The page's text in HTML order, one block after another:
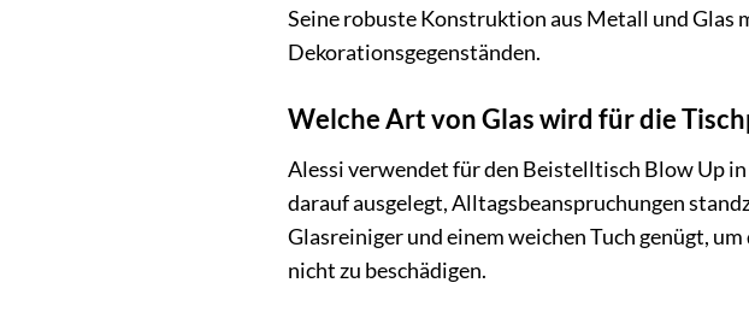
Seine robuste Konstruktion aus Metall und Glas
Dekorationsgegenständen.
Welche Art von Glas wird für die
Alessi verwendet für den Beistelltisch Blow Up
darauf ausgelegt, Alltagsbeanspruchungen
Glasreiniger und einem weichen Tuch genügt,
nicht zu beschädigen.